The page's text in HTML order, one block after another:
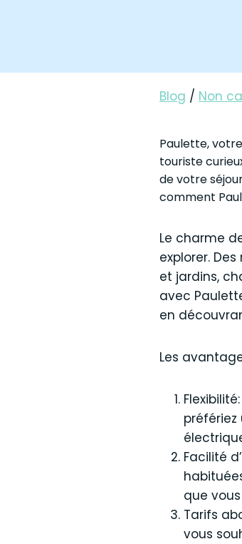
Blog / Non
Paulette,
touriste
de votre
comment
Le charme
explorer.
et jardins,
avec
en
Les
Facilité
que
Tarifs
vous